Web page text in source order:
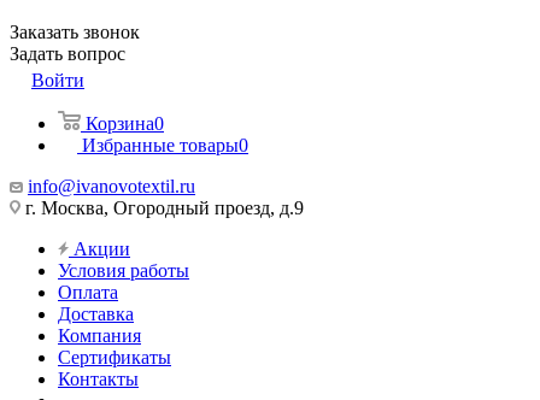
Заказать звонок
Задать вопрос
Войти
Корзина0
Избранные товары0
info@ivanovotextil.ru
г. Москва, Огородный проезд, д.9
Акции
Условия работы
Оплата
Доставка
Компания
Сертификаты
Контакты